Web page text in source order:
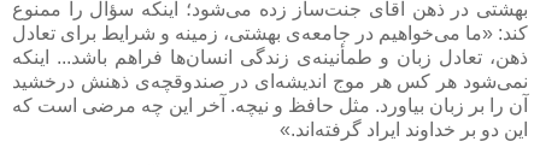
بهشتی در ذهن آقای جنت‌ساز زده می‌شود؛ اینکه سؤال را ممنوع
کند: «ما می‌خواهیم در جامعه‌ی بهشتی، زمینه و شرایط برای تعادل
ذهن، تعادل زبان و طمأنینه‌ی زندگی انسان‌ها فراهم باشد... اینکه
نمی‌شود هر کس هر موج اندیشه‌ای در صندوقچه‌ی ذهنش درخشید
آن را بر زبان بیاورد. مثل حافظ و نیچه. آخر این چه مرضی است که
این دو بر خداوند ایراد گرفته‌اند.»